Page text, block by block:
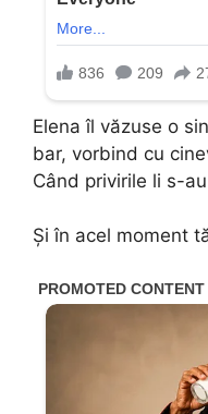
Elena îl văzuse o
bar, vorbind cu
Când privirile li s-
Și în acel moment